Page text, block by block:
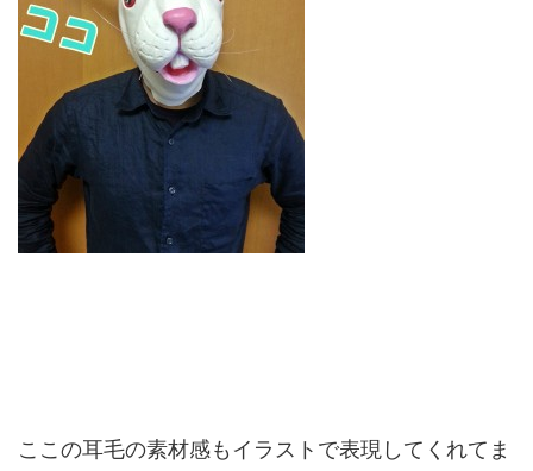
ここの耳毛の素材感もイラストで表現してくれてま